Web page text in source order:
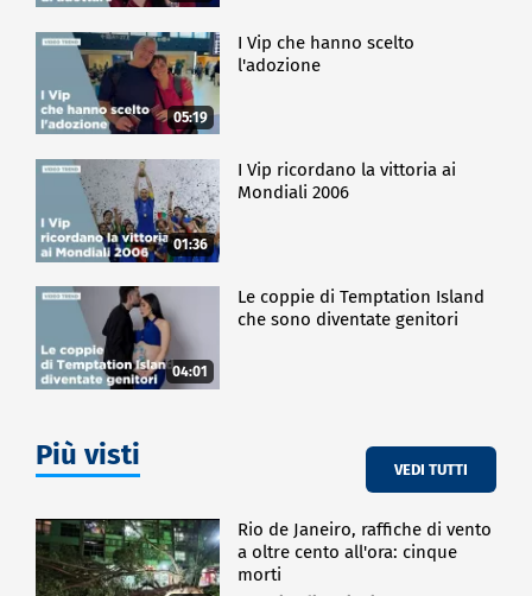
05:19
I Vip che hanno scelto
l'adozione
01:36
I Vip ricordano la vittoria ai
Mondiali 2006
04:01
Le coppie di Temptation Island
che sono diventate genitori
Più visti VEDI TUTTI
Rio de Janeiro, raffiche di vento
a oltre cento all'ora: cinque
morti